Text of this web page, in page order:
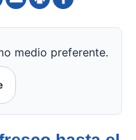
medio preferente.